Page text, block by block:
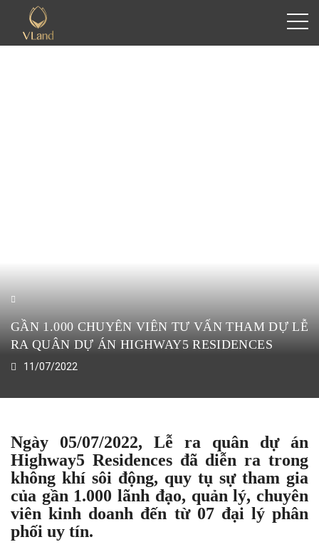
GẦN 1.000 CHUYÊN VIÊN TƯ VẤN THAM DỰ LỄ
RA QUÂN DỰ ÁN HIGHWAY5 RESIDENCES
11/07/2022
Ngày 05/07/2022, Lễ ra quân dự án
Highway5 Residences đã diễn ra trong
không khí sôi động, quy tụ sự tham gia
của gần 1.000 lãnh đạo, quản lý, chuyên
viên kinh doanh đến từ 07 đại lý phân
phối uy tín.